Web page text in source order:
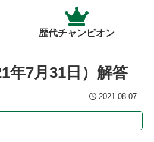
歴代チャンピオン
年7月31日）解答
2021.08.07